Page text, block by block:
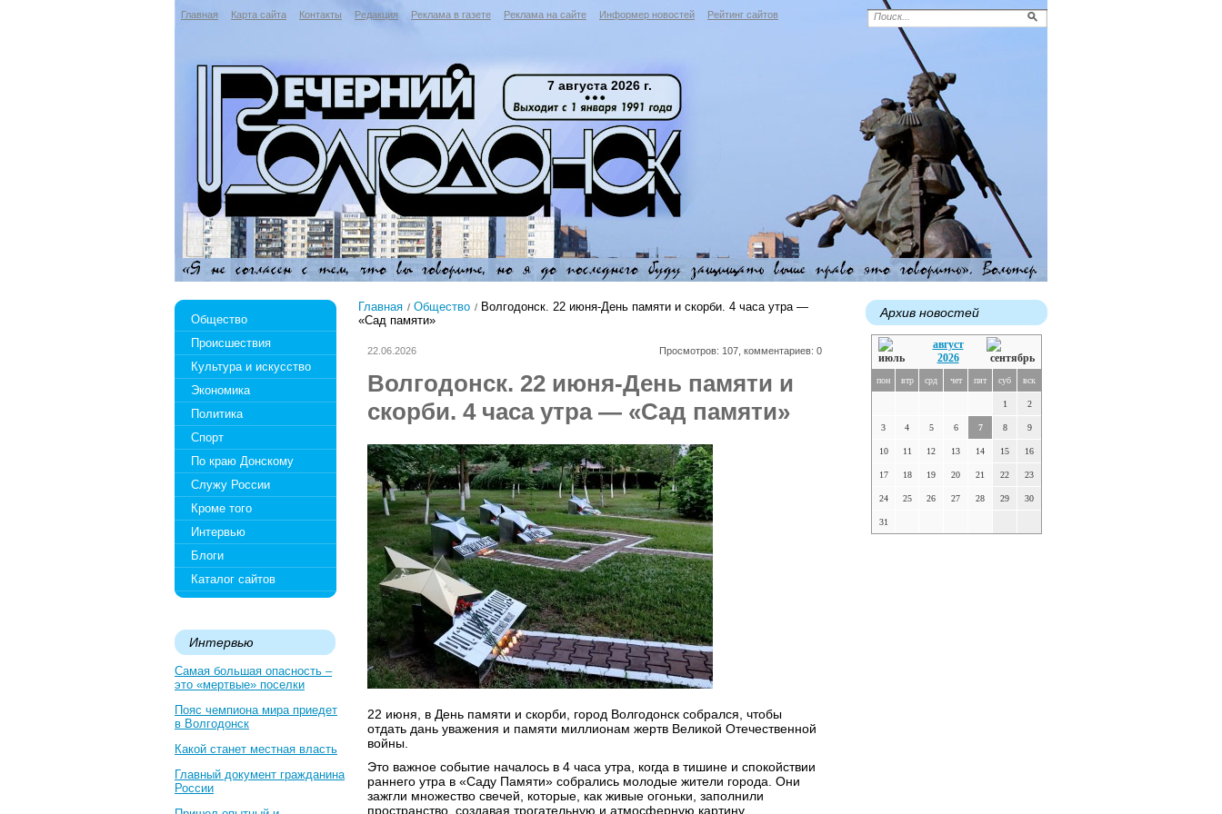
Главная Карта сайта Контакты Редакция Реклама в газете Реклама на сайте Информер новостей Рейтинг сайтов
7 августа 2026 г.
Общество
Происшествия
Культура и искусство
Экономика
Политика
Спорт
По краю Донскому
Служу России
Кроме того
Интервью
Блоги
Каталог сайтов
Интервью
Самая большая опасность –
это «мертвые» поселки
Пояс чемпиона мира приедет
в Волгодонск
Какой станет местная власть
Главный документ гражданина
России
Главная Общество
Волгодонск. 22 июня-День памяти и скорби. 4 часа утра —
«Сад памяти»
22.06.2026 Просмотров: 107, комментариев: 0
Волгодонск. 22 июня-День памяти и
скорби. 4 часа утра — «Сад памяти»
22 июня, в День памяти и скорби, город Волгодонск собрался, чтобы
отдать дань уважения и памяти миллионам жертв Великой Отечественной
войны.
Это важное событие началось в 4 часа утра, когда в тишине и спокойствии
раннего утра в «Саду Памяти» собрались молодые жители города. Они
зажгли множество свечей, которые, как живые огоньки, заполнили
пространство, создавая трогательную и атмосферную картину.
Архив новостей
август
2026
пон втр срд чет пят суб вск
1 2
3 4 5 6 7 8 9
10 11 12 13 14 15 16
17 18 19 20 21 22 23
24 25 26 27 28 29 30
31